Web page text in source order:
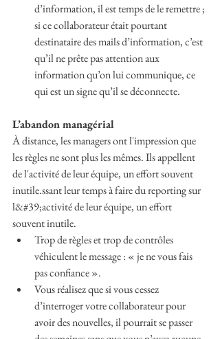
d’information, il est temps de le remettre ;
si ce collaborateur était pourtant
destinataire des mails d’information, c’est
qu’il ne prête pas attention aux
information qu’on lui communique, ce
qui est un signe qu’il se déconnecte.
L’abandon managérial
À distance, les managers ont l'impression que
les règles ne sont plus les mêmes. Ils appellent
de l'activité de leur équipe, un effort souvent
inutile.ssant leur temps à faire du reporting sur
l&#39;activité de leur équipe, un effort
souvent inutile.
Trop de règles et trop de contrôles
véhiculent le message : « je ne vous fais
pas confiance ».
Vous réalisez que si vous cessez
d’interroger votre collaborateur pour
avoir des nouvelles, il pourrait se passer